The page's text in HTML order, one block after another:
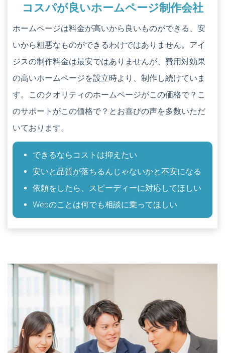
コスパが良いホームページ制作会社
ホームページは料金が高いから良いものができる、安
いから粗悪なものができるわけではありません。アイ
ジスの制作料金は最安ではありませんが、費用対効果
の高いホームページを設立時より、制作し続けていま
す。このクオリティのホームページがこの価格で？こ
のサポートがこの価格で？とお喜びの声を多数いただ
いております。
できるならコストは抑えたい
安いと品質が落ちるんじゃないかと不安になる
依頼をしたら、スピーディーに対応してほしい
Webのことは何でも相談に乗ってほしい